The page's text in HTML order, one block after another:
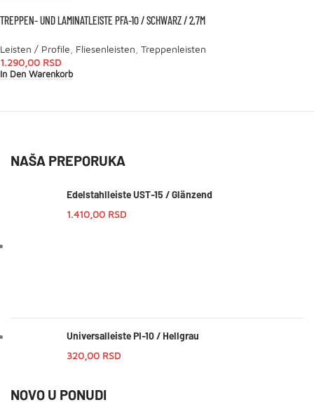
TREPPEN- UND LAMINATLEISTE PFA-10 / SCHWARZ / 2,7M
Leisten / Profile Fliesenleisten Treppenleisten
1.290,00 RSD
In Den Warenkorb
NAŠA PREPORUKA
Edelstahlleiste UST-15 / Glänzend
1.410,00 RSD
Universalleiste PI-10 / Hellgrau
320,00 RSD
NOVO U PONUDI